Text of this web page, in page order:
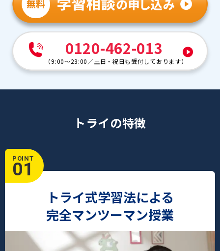
0120-462-013
（9:00～23:00 ／土日・祝日も受付しております）
トライの特徴
POINT
01
トライ式学習法による
完全マンツーマン授業